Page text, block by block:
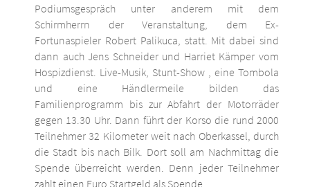
Podiumsgespräch unter anderem mit dem
Schirmherrn der Veranstaltung, dem Ex-
Fortunaspieler Robert Palikuca, statt. Mit dabei sind
dann auch Jens Schneider und Harriet Kämper vom
Hospizdienst. Live-Musik, Stunt-Show , eine Tombola
und eine Händlermeile bilden das
Familienprogramm bis zur Abfahrt der Motorräder
gegen 13.30 Uhr. Dann führt der Korso die rund 2000
Teilnehmer 32 Kilometer weit nach Oberkassel, durch
die Stadt bis nach Bilk. Dort soll am Nachmittag die
Spende überreicht werden. Denn jeder Teilnehmer
zahlt einen Euro Startgeld als Spende.